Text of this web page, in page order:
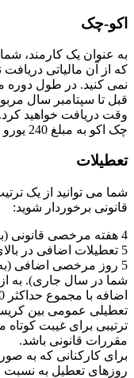
اکو-چک
به عنوان یک کارمند،
که از آن مالیاتی
نمی کنید. در طول
وقت دریافت خواهید
چک اکو به مبلغ 240 یورو به صورت سالانه را دارد.
تعطیلات
شما می توانید از یک
قانونی برخوردار شوید:
4 هفته مرخصی قانونی (بر اساس اشتغال شما در سال گذشته).
5 تعطیلات اضافی در بالای 10 تعطیلات رسمی؛
5 روز مرخصی اضافی
اضافه با مجموع حداکثر 10 روز مرخصی اضافی دریافت می کنید.
تعطیلی عمومی بین
ترتیبی برای غیبت
مقررات قانونی باشد.
برای کارکنانی که به
روزهای تعطیل به